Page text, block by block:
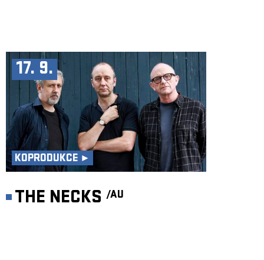
17. 9.
KOPRODUKCE ►
THE NECKS /AU